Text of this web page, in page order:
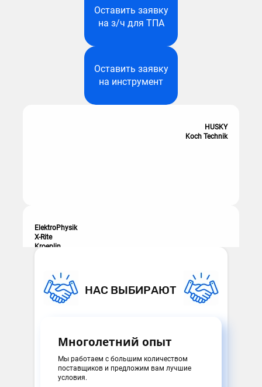
на датчики
на привод
Оставить заявку
на з/ч для ТПА
Оставить заявку
на инструмент
HUSKY
Koch Technik
ElektroPhysik
X-Rite
Kroeplin
НАС ВЫБИРАЮТ
Многолетний опыт
Мы работаем с большим количеством
поставщиков и предложим вам лучшие
условия.